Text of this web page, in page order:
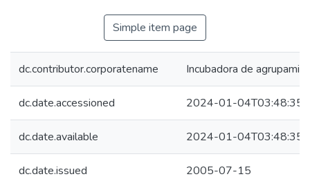
Simple item page
dc.contributor.corporatename Incubadora de
dc.date.accessioned 2024-01-04T03:48:35Z
dc.date.available 2024-01-04T03:48:35Z
dc.date.issued 2005-07-15